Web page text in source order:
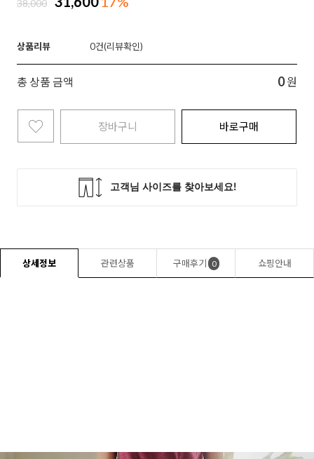
38,000
상품리뷰 0
총 상품 금액 0 원
장바구니 바로구매
상세정보 관련상품 구매후기 0 쇼핑안내